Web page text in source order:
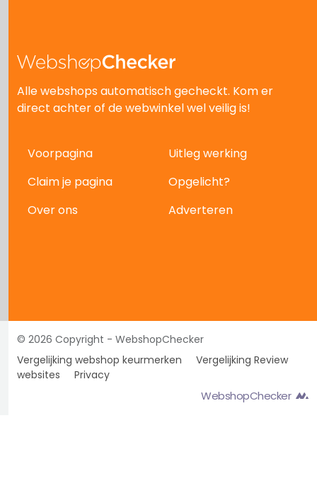
Alle webshops automatisch gecheckt. Kom er
direct achter of de webwinkel wel veilig is!
Voorpagina
Uitleg werking
Claim je pagina
Opgelicht?
Over ons
Adverteren
© 2026 Copyright - WebshopChecker
Vergelijking webshop keurmerken
Vergelijking Review
websites
Privacy
WebshopChecker